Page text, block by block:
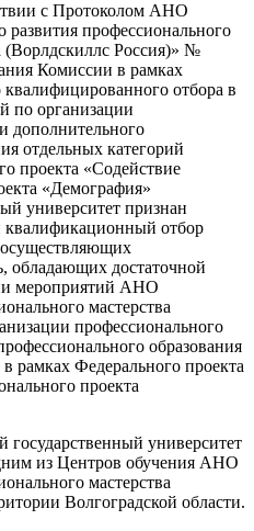
с Протоколом АНО
развития профессионального
(Ворлдскиллс Россия)» №
Комиссии в рамках
отбора в
по организации
дополнительного
отдельных категорий
проекта «Содействие
«Демография»
университет признан
отбор
обладающих достаточной
мероприятий АНО
мастерства
профессионального
образования
рамках Федерального проекта
проекта
государственный университет
из Центров обучения АНО
мастерства
Волгоградской области.